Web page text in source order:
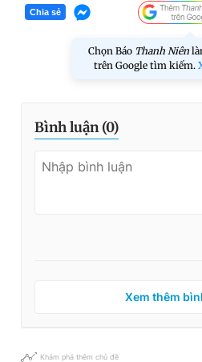
Chia sẻ
Chọn Báo Thanh Niên
trên Google tìm kiếm.
Bình luận (0)
Xem thêm
Khám phá thêm chủ đề